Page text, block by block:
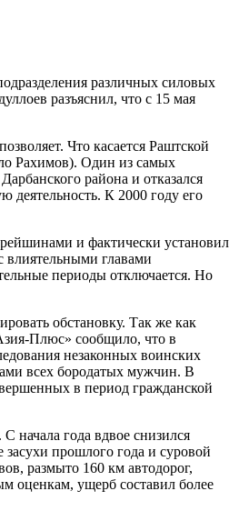
различных силовых
разъяснил, что с 15 мая
Что касается Раштской
Рахимов). Один из самых
района и отказался
деятельность. К 2000 году его
и фактически установил
влиятельными главами
периоды отключается. Но
обстановку. Так же как
Плюс» сообщило, что в
незаконных воинских
всех бородатых мужчин. В
в период гражданской
начала года вдвое снизился
прошлого года и суровой
размыто 160 км автодорог,
оценкам, ущерб составил более